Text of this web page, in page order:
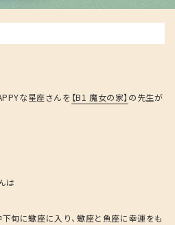
な星座さんを 【B1 魔女の家】 の先生が
は
旬に蠍座に入り、蠍座と魚座に幸運をも